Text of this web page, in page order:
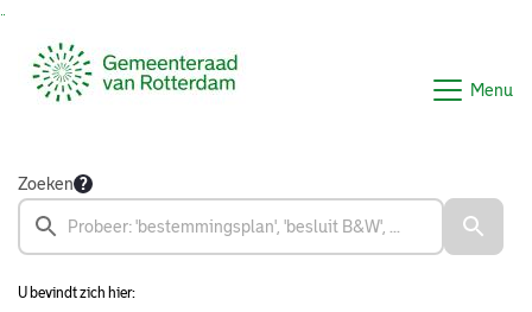
Menu
Zoeken
U bevindt zich hier: